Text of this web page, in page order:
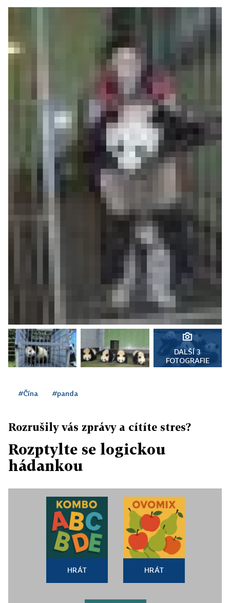
DALŠÍ 3
FOTOGRAFIE
#Čína #panda
Rozrušily vás zprávy a cítíte stres?
Rozptylte se logickou
hádankou
HRÁT HRÁT